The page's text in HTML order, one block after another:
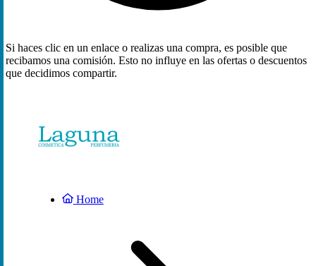
Si haces clic en un enlace o realizas una compra, es posible que
recibamos una comisión. Esto no influye en las ofertas o descuentos
que decidimos compartir.
Home